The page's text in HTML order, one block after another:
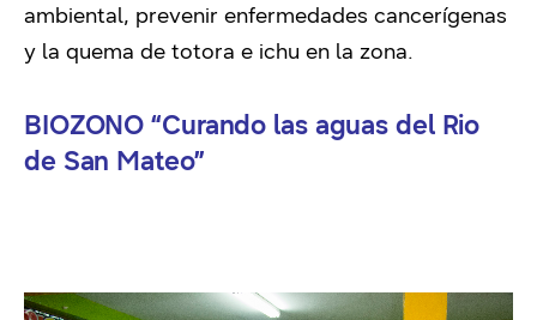
ambiental, prevenir enfermedades cancerígenas
y la quema de totora e ichu en la zona.
BIOZONO “Curando las aguas del Rio
de San Mateo”